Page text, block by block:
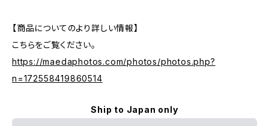
【商品についてのより詳しい情報】
こちらをご覧ください。
https://maedaphotos.com/photos/photos.php?
n=172558419860514
Ship to Japan only